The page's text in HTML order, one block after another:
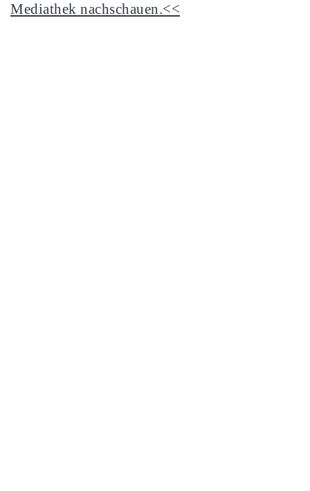
Mediathek nachschauen.<<